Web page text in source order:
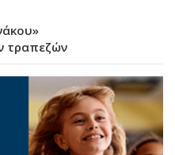
τραπεζών